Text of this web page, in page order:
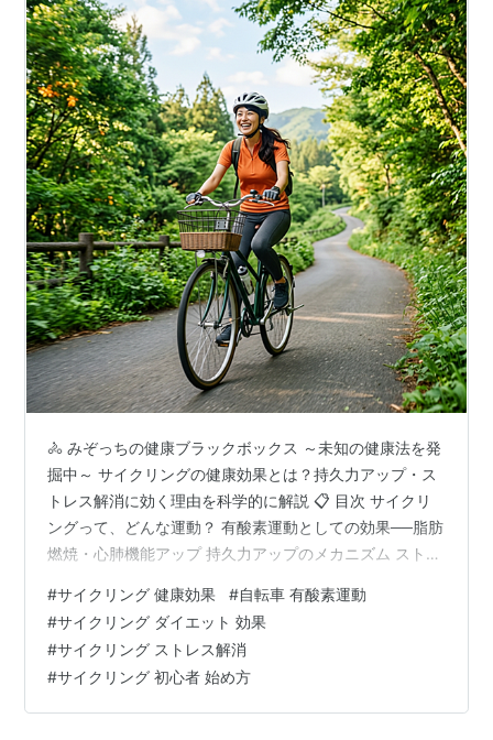
🚴 みぞっちの健康ブラックボックス ～未知の健康法を発
掘中～ サイクリングの健康効果とは？持久力アップ・ス
トレス解消に効く理由を科学的に解説 📋 目次 サイクリ
ングって、どんな運動？ 有酸素運動としての効果──脂肪
燃焼・心肺機能アップ 持久力アップのメカニズム ストレ
さしい運動って本当？ 初心者向け！サイクリングの始め
方 効果を高めるためのポイント まとめ 🚲 サイクリング
って、どんな運動？ 「最近、運動不足が気になる…でも
ジムに行く時間もお金もない」と感じている方はいませ
んか？そんな方にぜひ知ってほしいのが、サイクリング
#サイクリング 健康効果 #自転車 有酸素運動
#サイクリング ダイエット 効果
#サイクリング ストレス解消
#サイクリング 初心者 始め方